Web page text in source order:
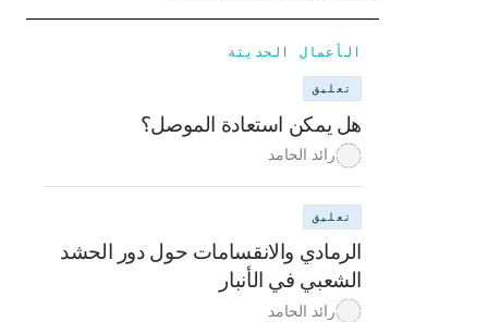
الأعمال الحديثة
تعليق
هل يمكن استعادة الموصل؟
رائد الحامد
تعليق
الرمادي والانقسامات حول دور الحشد
الشعبي في الأنبار
رائد الحامد